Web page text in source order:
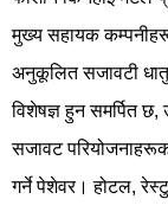
मुख्य सहायक
अनुकूलित सजावटी धातु
विशेषज्ञ हुन समर्पित
सजावट
गर्ने पेशेवर। होटल,